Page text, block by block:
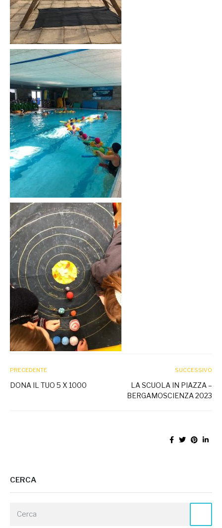
PRECEDENTE
DONA IL TUO 5 X 1000
SUCCESSIVO
LA SCUOLA IN PIAZZA –
BERGAMOSCIENZA 2023
CERCA